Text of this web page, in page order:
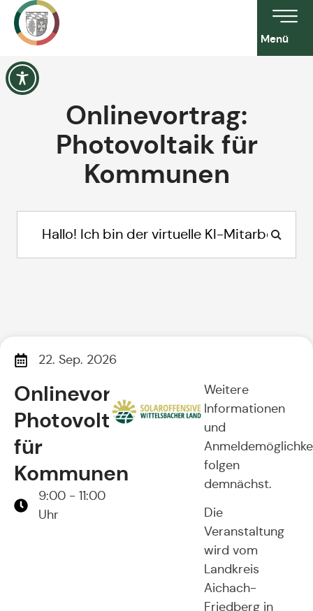
Menü
Onlinevortrag:
Photovoltaik für
Kommunen
Onlinevortrag:
Photovoltaik
für
Kommunen
9:00 - 11:00
Uhr
Weitere
Informationen
und
folgen
demnächst.
Die
Veranstaltung
wird vom
Landkreis
Aichach-
Friedberg in
22. Sep. 2026